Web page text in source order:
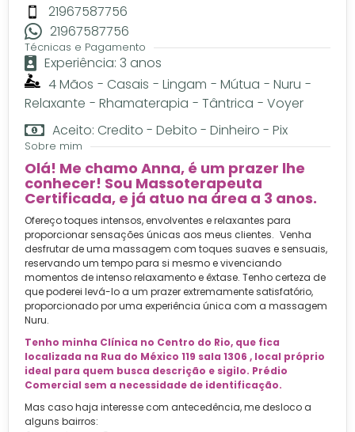
21967587756
21967587756
Técnicas e Pagamento
Experiência: 3 anos
4 Mãos - Casais - Lingam - Mútua - Nuru -
Relaxante - Rhamaterapia - Tântrica - Voyer
Aceito: Credito - Debito - Dinheiro - Pix
Sobre mim
Olá! Me chamo Anna, é um prazer lhe
conhecer! Sou Massoterapeuta
Certificada, e já atuo na área a 3 anos.
Ofereço toques intensos, envolventes e relaxantes para
proporcionar sensações únicas aos meus clientes. Venha
desfrutar de uma massagem com toques suaves e sensuais,
reservando um tempo para si mesmo e vivenciando
momentos de intenso relaxamento e êxtase. Tenho certeza de
que poderei levá-lo a um prazer extremamente satisfatório,
proporcionado por uma experiência única com a massagem
Nuru.
Tenho minha Clínica no Centro do Rio, que fica
localizada na Rua do México 119 sala 1306 , local próprio
ideal para quem busca descrição e sigilo. Prédio
Comercial sem a necessidade de identificação.
Mas caso haja interesse com antecedência, me desloco a
alguns bairros: